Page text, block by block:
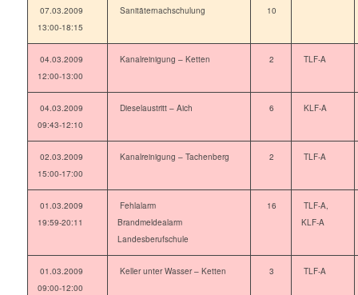
07.03.2009
13:00-18:15
Sanitäternachschulung 10
04.03.2009
12:00-13:00
Kanalreinigung – Ketten 2 TLF-A
04.03.2009
09:43-12:10
Dieselaustritt – Aich 6 KLF-A
02.03.2009
15:00-17:00
Kanalreinigung – Tachenberg 2 TLF-A
01.03.2009
19:59-20:11
Fehlalarm
Brandmeldealarm
Landesberufschule
16
TLF-A,
KLF-A
01.03.2009
09:00-12:00
Keller unter Wasser – Ketten 3 TLF-A